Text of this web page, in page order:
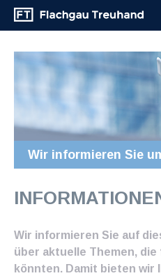
Wir informieren Sie
Wir informieren Sie auf
über aktuelle Themen,
könnten. Damit bieten wir